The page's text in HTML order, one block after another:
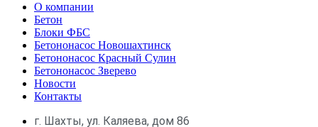
О компании
Бетон
Блоки ФБС
Бетононасос Новошахтинск
Бетононасос Красный Сулин
Бетононасос Зверево
Новости
Контакты
г. Шахты, ул. Каляева, дом 86